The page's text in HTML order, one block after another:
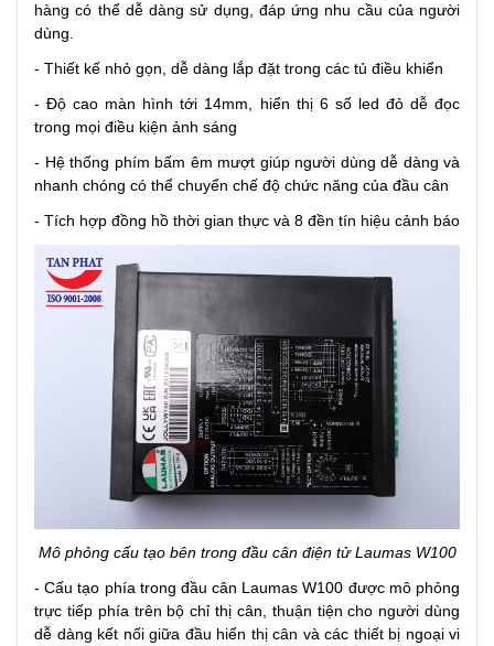
hàng có thể dễ dàng sử dụng, đáp ứng nhu cầu của người
dùng.
- Thiết kế nhỏ gọn, dễ dàng lắp đặt trong các tủ điều khiển
- Độ cao màn hình tới 14mm, hiển thị 6 số led đỏ dễ đọc
trong mọi điều kiện ảnh sáng
- Hệ thống phím bấm êm mượt giúp người dùng dễ dàng và
nhanh chóng có thể chuyển chế độ chức năng của đầu cân
- Tích hợp đồng hồ thời gian thực và 8 đền tín hiệu cảnh báo
Mô phỏng cấu tạo bên trong đầu cân điện tử Laumas W100
- Cấu tạo phía trong đầu cân Laumas W100 được mô phỏng
trực tiếp phía trên bộ chỉ thị cân, thuận tiện cho người dùng
dễ dàng kết nối giữa đầu hiển thị cân và các thiết bị ngoại vi